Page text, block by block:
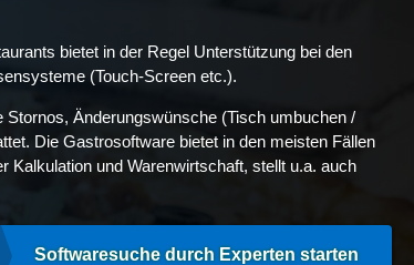
bietet in der Regel Unterstützung bei den
(Touch-Screen etc.).
Änderungswünsche (Tisch umbuchen /
Die Gastrosoftware bietet in den meisten Fällen
und Warenwirtschaft, stellt u.a. auch
Softwaresuche durch Experten starten